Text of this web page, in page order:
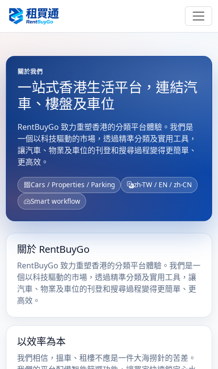
關於我們
一站式香港生活平台，連結汽
車、樓盤及車位
RentBuyGo 致力重塑香港的分類平台體驗。我們是
一個以科技驅動的市場，透過精準分類及實用工具，
讓汽車、物業及車位的刊登和搜尋過程變得更簡單、
更高效。
Cars / Properties / Parking
zh-TW / EN / zh-CN
Smart workflow
關於 RentBuyGo
RentBuyGo 致力重塑香港的分類平台體驗。我們是一
個以科技驅動的市場，透過精準分類及實用工具，讓
汽車、物業及車位的刊登和搜尋過程變得更簡單、更
高效。
以效率為本
我們相信，搵車、租樓不應是一件大海撈針的苦差。